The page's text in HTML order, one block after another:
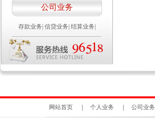
公司业务
存款业务 信贷业务 结算业务
网站首页 个人业务 公司业务